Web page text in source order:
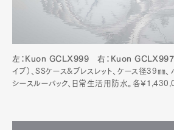
左：Kuon GCLX999 右：Kuon GCLX997
イブ）、SSケース&ブレスレット、ケース径39㎜
シースルーバック、日常生活用防水。各